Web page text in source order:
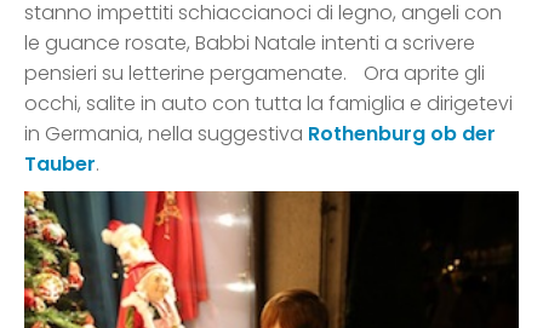
stanno impettiti schiaccianoci di legno, angeli con
le guance rosate, Babbi Natale intenti a scrivere
pensieri su letterine pergamenate. Ora aprite gli
occhi, salite in auto con tutta la famiglia e dirigetevi
in Germania, nella suggestiva Rothenburg ob der
Tauber.